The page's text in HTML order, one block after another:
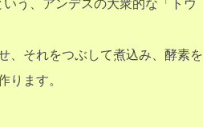
、それをつぶして煮込み、酵素を
ます。